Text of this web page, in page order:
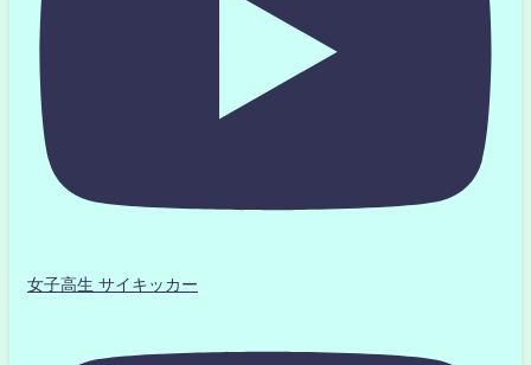
女子高生 サイキッカー